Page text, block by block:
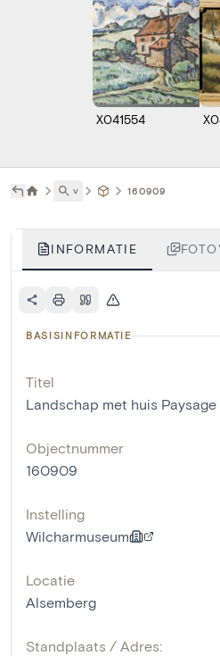
X041554
˅ 160909
INFORMATIE
BASISINFORMATIE
Titel
Landschap met huis
Objectnummer
160909
Instelling
Wilcharmuseum
Locatie
Alsemberg
Standplaats / Adres: